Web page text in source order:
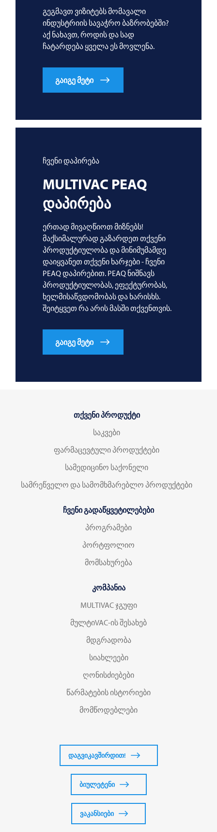
გეგმავთ ვიზიტებს მომავალი
ინდუსტრიის სავაჭრო ბაზრობებში?
აქ ნახავთ, როდის და სად
ჩატარდება ყველა ეს მოვლენა.
გაიგე მეტი
ჩვენი დაპირება
MULTIVAC PEAQ
დაპირება
ერთად მივაღწიოთ მიზნებს!
მაქსიმალურად გაზარდეთ თქვენი
პროდუქტიულობა და მინიმუმამდე
დაიყვანეთ თქვენი ხარჯები - ჩვენი
PEAQ დაპირებით. PEAQ ნიშნავს
პროდუქტიულობას, ეფექტურობას,
ხელმისაწვდომობას და ხარისხს.
შეიტყვეთ რა არის მასში თქვენთვის.
გაიგე მეტი
თქვენი პროდუქტი
საკვები
ფარმაცევტული პროდუქტები
სამედიცინო საქონელი
სამრეწველო და სამომხმარებლო პროდუქტები
ჩვენი გადაწყვეტილებები
პროგრამები
პორტფოლიო
მომსახურება
კომპანია
MULTIVAC ჯგუფი
მულტიVAC-ის შესახებ
მდგრადობა
სიახლეები
ღონისძიებები
წარმატების ისტორიები
მომწოდებლები
დაგვიკავშირდით!
ბიულეტენი
ვაკანსიები